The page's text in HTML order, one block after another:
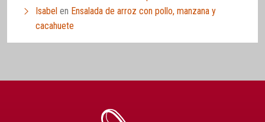
Isabel en Ensalada de arroz con pollo, manzana y
cacahuete